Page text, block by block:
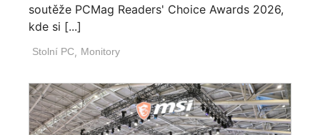
soutěže PCMag Readers' Choice Awards 2026,
kde si [...]
Stolní PC, Monitory